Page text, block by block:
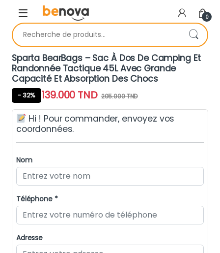
Skip to navigation
Skip to content
0
Recherche pour :
Sparta BearBags – Sac À Dos De Camping Et
Randonnée Tactique 45L Avec Grande
Capacité Et Absorption Des Chocs
- 32% 139.000 TND 205.000TND
Hi ! Pour commander, envoyez vos
coordonnées.
Nom
Téléphone *
Adresse